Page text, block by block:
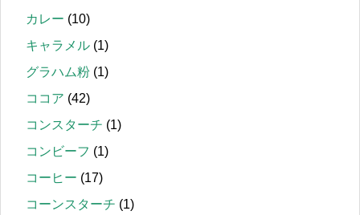
カレー (10)
キャラメル (1)
グラハム粉 (1)
ココア (42)
コンスターチ (1)
コンビーフ (1)
コーヒー (17)
コーンスターチ (1)